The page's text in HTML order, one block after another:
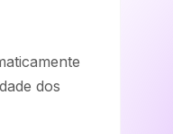
dos